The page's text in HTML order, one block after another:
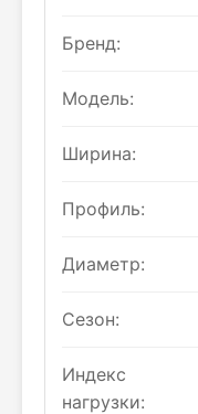
Бренд:
Модель:
Ширина:
Профиль:
Диаметр:
Сезон:
Индекс
нагрузки: